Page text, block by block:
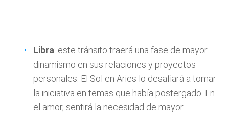
Libra: este tránsito traerá una fase de mayor
dinamismo en sus relaciones y proyectos
personales. El Sol en Aries lo desafiará a tomar
la iniciativa en temas que había postergado. En
el amor, sentirá la necesidad de mayor